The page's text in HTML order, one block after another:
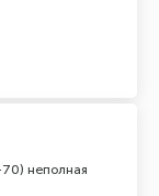
неполная